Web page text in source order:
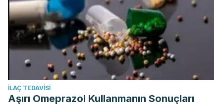
İLAÇ TEDAVISI
Aşırı Omeprazol Kullanmanın Sonuçları